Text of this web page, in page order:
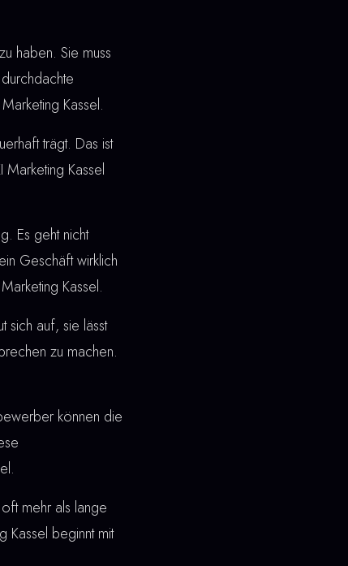
haben. Sie muss
Kassel.
trägt. Das ist
Kassel
Es geht nicht
Geschäft wirklich
Kassel.
sich auf, sie lässt
zu machen.
können die
mehr als lange
Kassel beginnt mit